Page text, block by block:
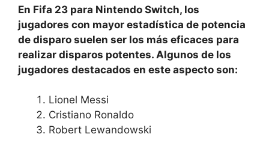
En Fifa 23 para Nintendo Switch, los
jugadores con mayor estadística de potencia
de disparo suelen ser los más eficaces para
realizar disparos potentes. Algunos de los
jugadores destacados en este aspecto son:
Lionel Messi
Cristiano Ronaldo
Robert Lewandowski